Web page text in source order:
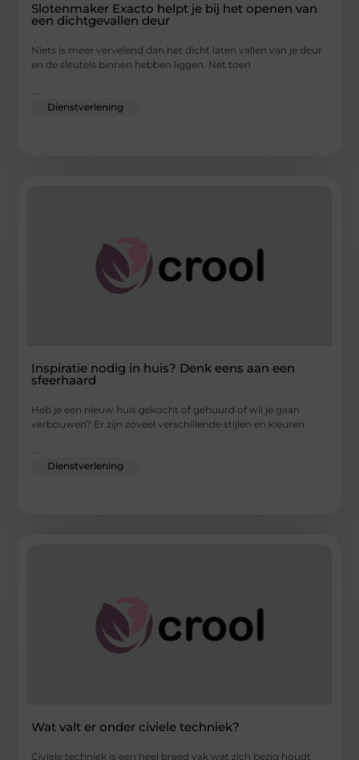
Slotenmaker Exacto helpt je bij het openen van
een dichtgevallen deur
Niets is meer vervelend dan het dicht laten vallen van je deur
en de sleutels binnen hebben liggen. Net toen
Dienstverlening
Inspiratie nodig in huis? Denk eens aan een
sfeerhaard
Heb je een nieuw huis gekocht of gehuurd of wil je gaan
verbouwen? Er zijn zoveel verschillende stijlen en kleuren
...
Dienstverlening
Wat valt er onder civiele techniek?
Civiele techniek is een heel breed vak wat zich bezig houdt